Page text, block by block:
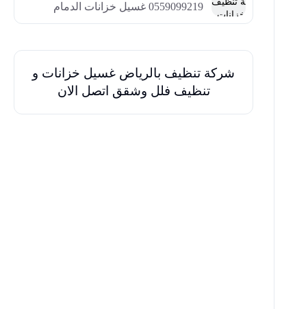
0559099219 غسيل خزانات الدمام
شركة تنظيف بالرياض غسيل خزانات و
تنظيف فلل وشقق اتصل الان